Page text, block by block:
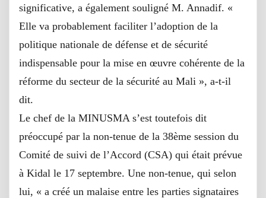
significative, a également souligné M. Annadif. «
Elle va probablement faciliter l’adoption de la
politique nationale de défense et de sécurité
indispensable pour la mise en œuvre cohérente de la
réforme du secteur de la sécurité au Mali », a-t-il
dit.
Le chef de la MINUSMA s’est toutefois dit
préoccupé par la non-tenue de la 38ème session du
Comité de suivi de l’Accord (CSA) qui était prévue
à Kidal le 17 septembre. Une non-tenue, qui selon
lui, « a créé un malaise entre les parties signataires